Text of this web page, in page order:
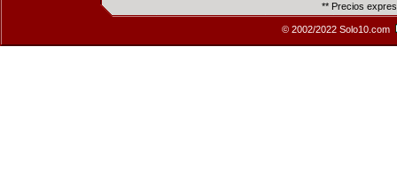
** Precios
© 2002/2022 Solo10.com